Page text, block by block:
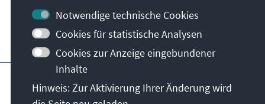
Kontakt
Besuchen Sie auch
Hauptseite der KAS
Nutzungsbedingungen
Notwendige technische Cookies
Cookies für statistische Analysen
Cookies zur Anzeige eingebundener
Inhalte
Hinweis: Zur Aktivierung Ihrer Änderung wird